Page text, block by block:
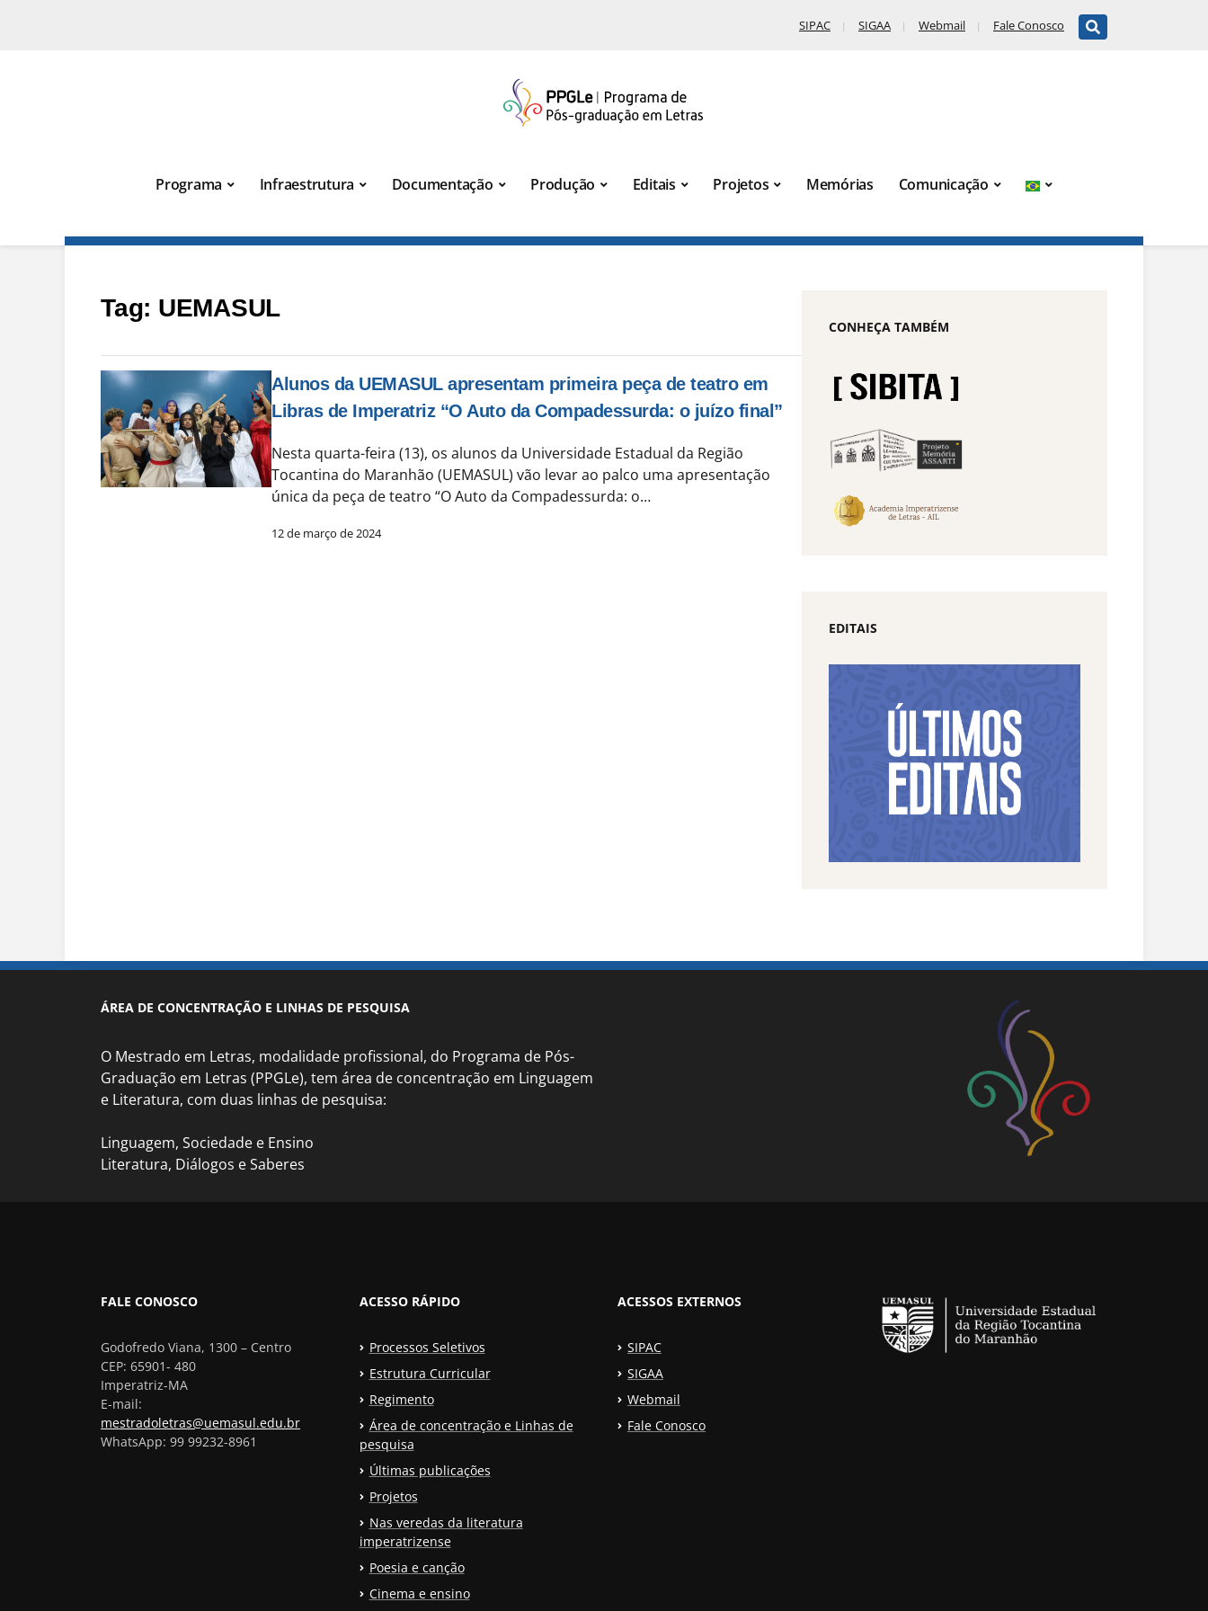
SIPAC SIGAA Webmail Fale Conosco
Programa Infraestrutura Documentação Produção Editais Projetos Memórias Comunicação
Tag: UEMASUL
Alunos da UEMASUL apresentam primeira peça de teatro em
Libras de Imperatriz “O Auto da Compadessurda: o juízo final”
Nesta quarta-feira (13), os alunos da Universidade Estadual da Região
Tocantina do Maranhão (UEMASUL) vão levar ao palco uma apresentação
única da peça de teatro “O Auto da Compadessurda: o…
12 de março de 2024
CONHEÇA TAMBÉM
EDITAIS
ÁREA DE CONCENTRAÇÃO E LINHAS DE PESQUISA
O Mestrado em Letras, modalidade profissional, do Programa de Pós-
Graduação em Letras (PPGLe), tem área de concentração em Linguagem
e Literatura, com duas linhas de pesquisa:
Linguagem, Sociedade e Ensino
Literatura, Diálogos e Saberes
FALE CONOSCO
Godofredo Viana, 1300 – Centro
CEP: 65901- 480
Imperatriz-MA
E-mail:
mestradoletras@uemasul.edu.br
WhatsApp: 99 99232-8961
ACESSO RÁPIDO
Processos Seletivos
Estrutura Curricular
Regimento
Área de concentração e Linhas de
pesquisa
Últimas publicações
Projetos
Nas veredas da literatura
imperatrizense
Poesia e canção
Cinema e ensino
ACESSOS EXTERNOS
SIPAC
SIGAA
Webmail
Fale Conosco